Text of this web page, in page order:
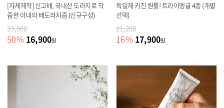
[자체제작] 신고배, 국내산 도라지로 착
즙한 아내의 배도라지즙 (신규구성)
33,900
50% 16,900원
독일제 키친 원툴! 트라이앵글 4종 (개별
선택)
21,200
16% 17,900원